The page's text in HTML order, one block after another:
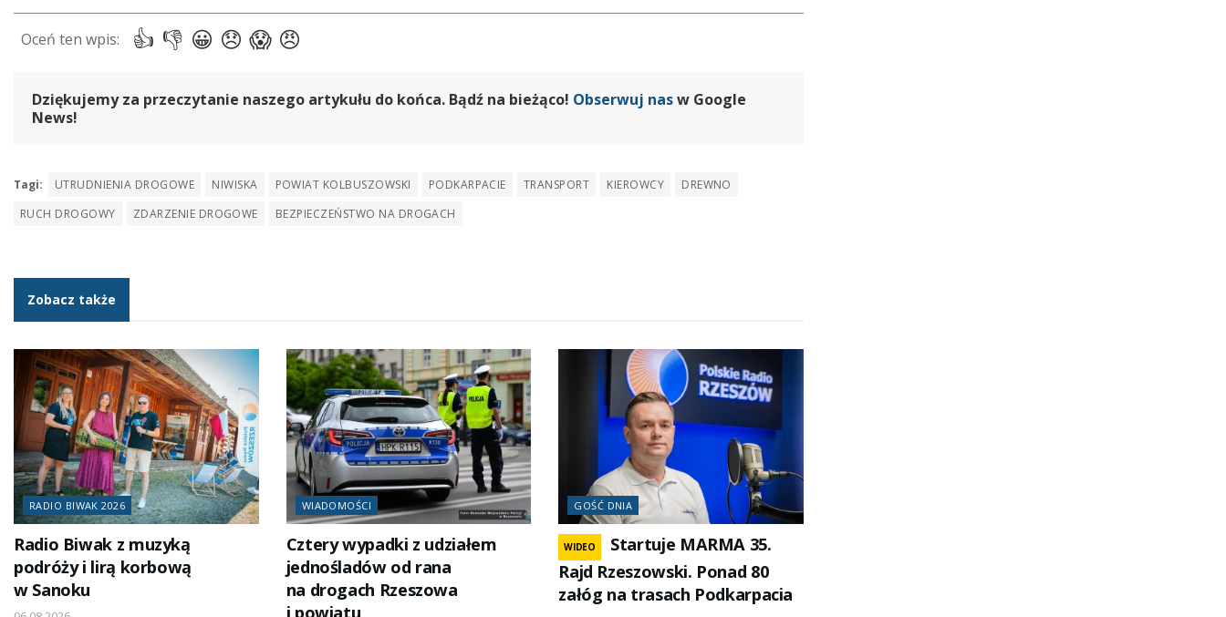
Dziękujemy za przeczytanie naszego artykułu do końca. Bądź na bieżąco! Obserwuj nasw Google
News!
Tagi: UTRUDNIENIA DROGOWE NIWISKA POWIAT KOLBUSZOWSKI PODKARPACIE TRANSPORT KIEROWCY
DREWNO
RUCH DROGOWY
ZDARZENIE DROGOWE BEZPIECZEŃSTWO NA DROGACH
Zobacz także
RADIO BIWAK 2026
Radio Biwak z muzyką
podróży i lirą korbową
w Sanoku
WIADOMOŚCI
Cztery wypadki z udziałem
jednośladów od rana
na drogach Rzeszowa
i powiatu
GOŚĆ DNIA
WIDEO
Startuje MARMA 35.
Rajd Rzeszowski. Ponad 80
załóg na trasach Podkarpacia